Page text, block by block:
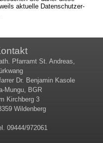
ak­tu­el­le Da­ten­schutz­er­
Pfarramt St. Andreas,
Dr. Benjamin Kasole
Mungu, BGR
Kirchberg 3
Wildenberg
09444/972061